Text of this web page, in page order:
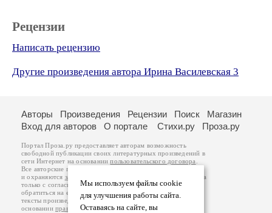
Рецензии
Написать рецензию
Другие произведения автора Ирина Василевская 3
Мы используем файлы cookie
для улучшения работы сайта.
Оставаясь на сайте, вы
Авторы Произведения Рецензии Поиск
Магазин
Вход для авторов
О портале Стихи.ру Проза.ру
Портал Проза.ру предоставляет авторам возможность
свободной публикации своих литературных произведений в
сети Интернет на основаниипользовательского договора
Все авторские права на произведения принадлежат авторам
и охраняются законом
. Перепечатка произведений возможна
только с согласия его автора, к которому вы можете
обратиться на его авторской странице. Ответственность за
тексты произведений авторы несут самостоятельно на
основанииправил публикацииизаконодательства